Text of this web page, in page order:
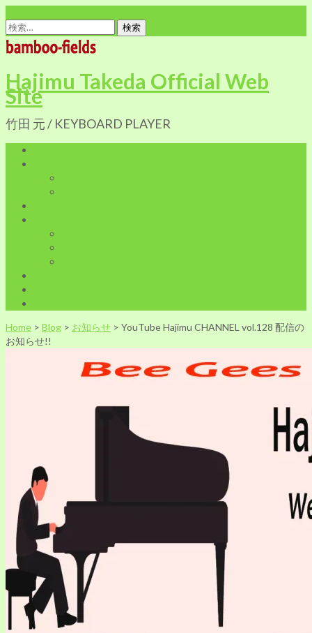
検
索:
Hajimu Takeda Official Web
Site
竹田 元 / KEYBOARD PLAYER
Home > Blog > お知らせ > YouTube Hajimu CHANNEL vol.128 配信の
お知らせ!!